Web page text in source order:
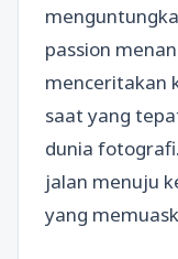
passion
menceritakan
saat yang
dunia
jalan menuju
yang